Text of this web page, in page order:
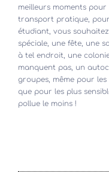
meilleurs moments pour
transport pratique,
étudiant, vous
spéciale, une fête, une
à tel endroit, une
manquent pas, un
groupes, même pour
que pour les plus
pollue le moins !